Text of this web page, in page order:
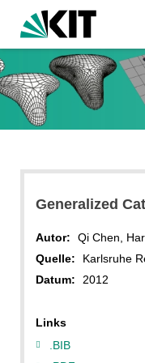
Generalized
Autor:
Qi Chen,
Quelle:
Karlsruhe
Datum:
2012
Links
.BIB